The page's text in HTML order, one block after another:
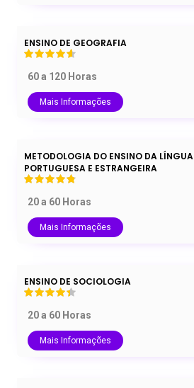
ENSINO DE GEOGRAFIA
60 a 120 Horas
Mais Informações
METODOLOGIA DO ENSINO DA LÍNGUA
PORTUGUESA E ESTRANGEIRA
20 a 60 Horas
Mais Informações
ENSINO DE SOCIOLOGIA
20 a 60 Horas
Mais Informações